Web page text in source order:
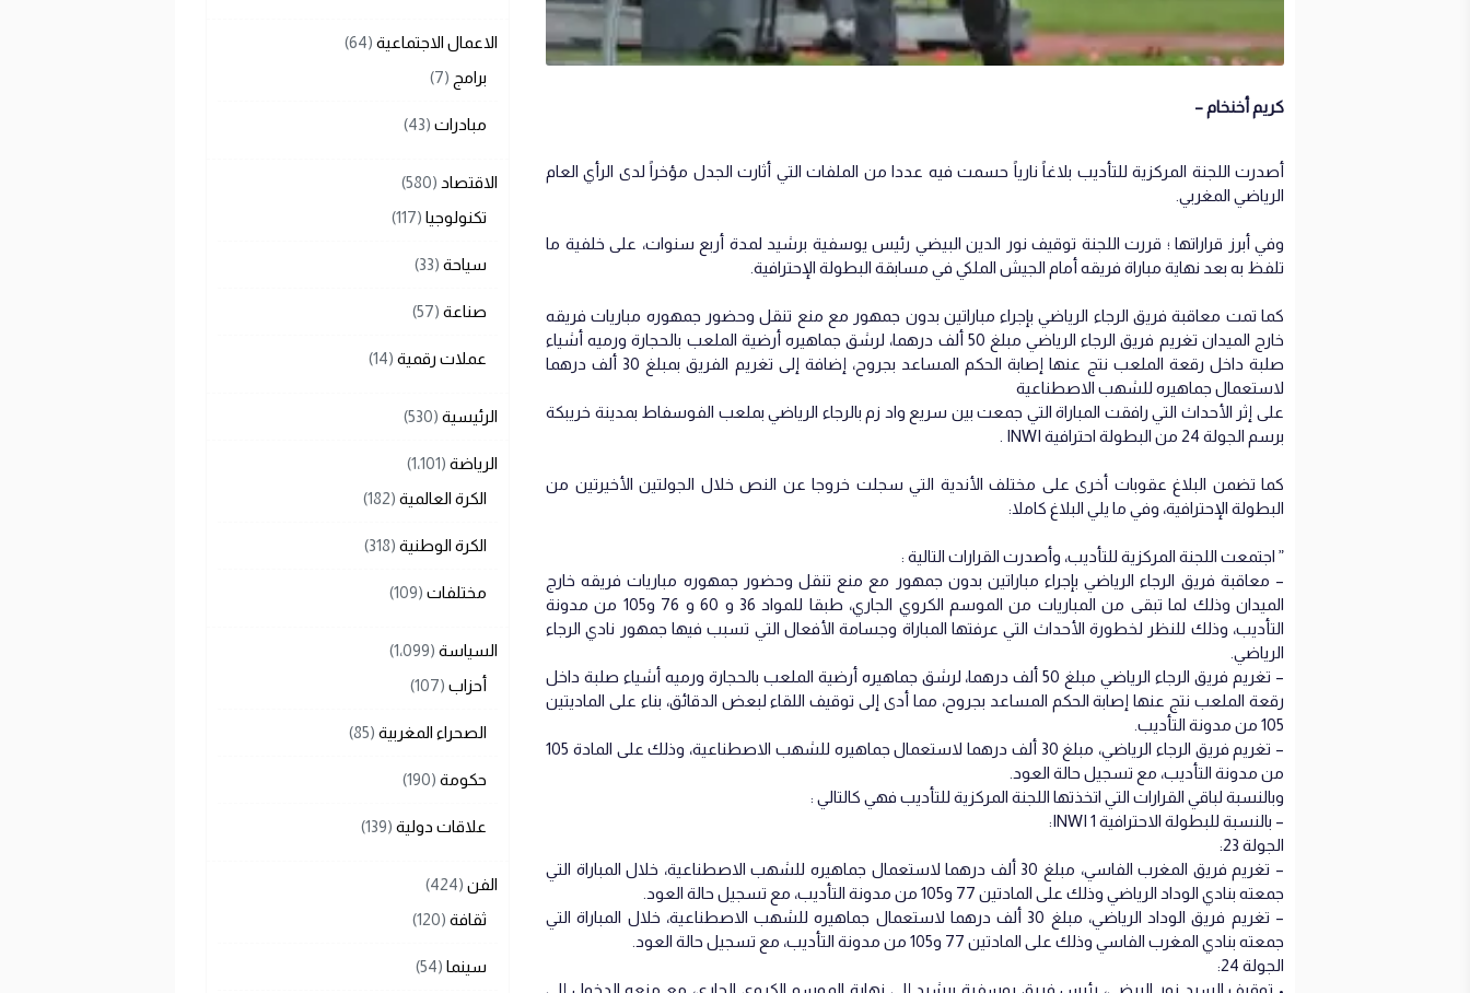
كريم أخنخام –
أصدرت اللجنة المركزية للتأديب بلاغاً نارياً حسمت فيه عددا من الملفات التي أثارت الجدل مؤخراً لدى الرأي العام
الرياضي المغربي.
وفي أبرز قراراتها ؛ قررت اللجنة توقيف نور الدين البيضي رئيس يوسفية برشيد لمدة أربع سنوات، على خلفية ما
تلفظ به بعد نهاية مباراة فريقه أمام الجيش الملكي في مسابقة البطولة الإحترافية.
كما تمت معاقبة فريق الرجاء الرياضي بإجراء مباراتين بدون جمهور مع منع تنقل وحضور جمهوره مباريات فريقه
خارج الميدان تغريم فريق الرجاء الرياضي مبلغ 50 ألف درهما، لرشق جماهيره أرضية الملعب بالحجارة ورميه أشياء
صلبة داخل رقعة الملعب نتج عنها إصابة الحكم المساعد بجروح، إضافة إلى تغريم الفريق بمبلغ 30 ألف درهما
لاستعمال جماهيره للشهب الاصطناعية
على إثر الأحداث التي رافقت المباراة التي جمعت بين سريع واد زم بالرجاء الرياضي بملعب الفوسفاط بمدينة خريبكة
برسم الجولة 24 من البطولة احترافية INWI .
كما تضمن البلاغ عقوبات أخرى على مختلف الأندية التي سجلت خروجا عن النص خلال الجولتين الأخيرتين من
البطولة الإحترافية، وفي ما يلي البلاغ كاملا:
” اجتمعت اللجنة المركزية للتأديب، وأصدرت القرارات التالية :
– معاقبة فريق الرجاء الرياضي بإجراء مباراتين بدون جمهور مع منع تنقل وحضور جمهوره مباريات فريقه خارج
الميدان وذلك لما تبقى من المباريات من الموسم الكروي الجاري، طبقا للمواد 36 و 60 و 76 و105 من مدونة
التأديب، وذلك للنظر لخطورة الأحداث التي عرفتها المباراة وجسامة الأفعال التي تسبب فيها جمهور نادي الرجاء
الرياضي.
– تغريم فريق الرجاء الرياضي مبلغ 50 ألف درهما، لرشق جماهيره أرضية الملعب بالحجارة ورميه أشياء صلبة داخل
رقعة الملعب نتج عنها إصابة الحكم المساعد بجروح، مما أدى إلى توقيف اللقاء لبعض الدقائق، بناء على الماديتين
105 من مدونة التأديب.
– تغريم فريق الرجاء الرياضي، مبلغ 30 ألف درهما لاستعمال جماهيره للشهب الاصطناعية، وذلك على المادة 105
من مدونة التأديب، مع تسجيل حالة العود.
وبالنسبة لباقي القرارات التي اتخذتها اللجنة المركزية للتأديب فهي كالتالي :
– بالنسبة للبطولة الاحترافية 1 INWI:
الجولة 23:
– تغريم فريق المغرب الفاسي، مبلغ 30 ألف درهما لاستعمال جماهيره للشهب الاصطناعية، خلال المباراة التي
جمعته بنادي الوداد الرياضي وذلك على المادتين 77 و105 من مدونة التأديب، مع تسجيل حالة العود.
– تغريم فريق الوداد الرياضي، مبلغ 30 ألف درهما لاستعمال جماهيره للشهب الاصطناعية، خلال المباراة التي
جمعته بنادي المغرب الفاسي وذلك على المادتين 77 و105 من مدونة التأديب، مع تسجيل حالة العود.
الجولة 24:
• توقيف السيد نور البيضي، رئيس فريق يوسفية برشيد إلى نهاية الموسم الكروي الجاري، مع منعه الدخول إلى
الاعمال الاجتماعية (64)
برامج (7)
مبادرات (43)
الاقتصاد (580)
تكنولوجيا (117)
سياحة (33)
صناعة (57)
عملات رقمية (14)
الرئيسية (530)
الرياضة (1٬101)
الكرة العالمية (182)
الكرة الوطنية (318)
مختلفات (109)
السياسة (1٬099)
أحزاب (107)
الصحراء المغربية (85)
حكومة (190)
علاقات دولية (139)
الفن (424)
ثقافة (120)
سينما (54)